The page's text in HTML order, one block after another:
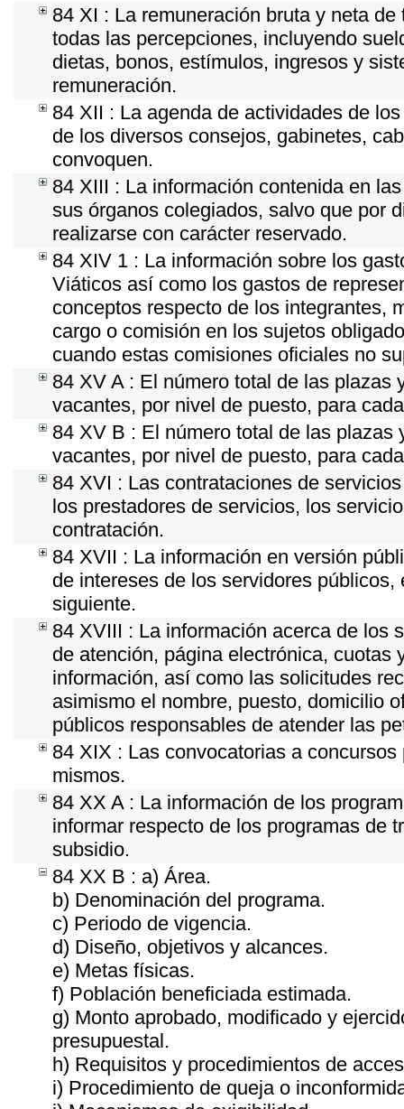
84 XI : La remuneración bruta y neta
todas las percepciones, incluyendo
dietas, bonos, estímulos, ingresos y
remuneración.
84 XII : La agenda de actividades de
de los diversos consejos, gabinetes,
convoquen.
84 XIII : La información contenida en
sus órganos colegiados, salvo que por
realizarse con carácter reservado.
84 XIV 1 : La información sobre los
Viáticos así como los gastos de
conceptos respecto de los integrantes,
cargo o comisión en los sujetos
cuando estas comisiones oficiales no
84 XV A : El número total de las
vacantes, por nivel de puesto, para
84 XV B : El número total de las
vacantes, por nivel de puesto, para
84 XVI : Las contrataciones de
los prestadores de servicios, los
contratación.
84 XVII : La información en versión
de intereses de los servidores
siguiente.
84 XVIII : La información acerca de los
de atención, página electrónica,
información, así como las solicitudes
asimismo el nombre, puesto, domicilio
públicos responsables de atender las
84 XIX : Las convocatorias a
mismos.
84 XX A : La información de los
informar respecto de los programas de
subsidio.
84 XX B : a) Área.
b) Denominación del programa.
c) Periodo de vigencia.
d) Diseño, objetivos y alcances.
e) Metas físicas.
f) Población beneficiada estimada.
g) Monto aprobado, modificado y
presupuestal.
h) Requisitos y procedimientos de
i) Procedimiento de queja o